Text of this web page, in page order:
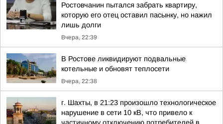
Ростовчанин пытался забрать квартиру,
которую его отец оставил пасынку, но нажил
лишь долги
Вчера, 22:39
В Ростове ликвидируют подвальные
котельные и обновят теплосети
Вчера, 22:38
г. Шахты, в 21:23 произошло технологическое
нарушение в сети 10 кВ, что привело к